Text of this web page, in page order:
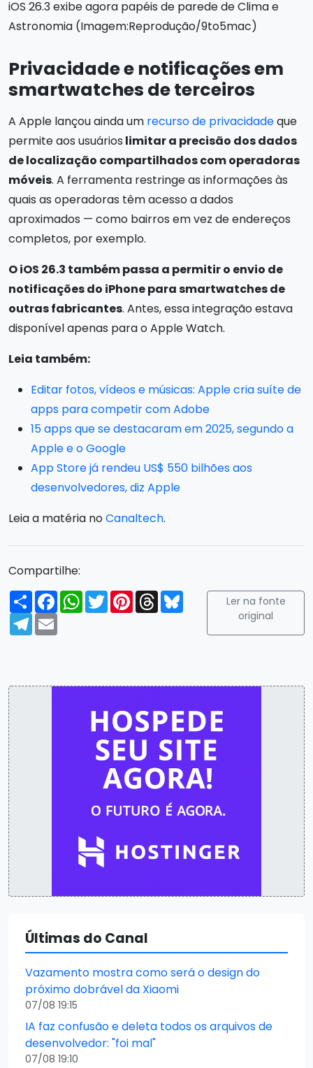
iOS 26.3 exibe agora papéis de parede de Clima e
Astronomia (Imagem:Reprodução/9to5mac)
Privacidade e notificações em
smartwatches de terceiros
A Apple lançou ainda um recurso de privacidadeque
permite aos usuários limitar a precisão dos dados
de localização compartilhados com operadoras
móveis. A ferramenta restringe as informações às
quais as operadoras têm acesso a dados
aproximados — como bairros em vez de endereços
completos, por exemplo.
O iOS 26.3 também passa a permitir o envio de
notificações do iPhone para smartwatches de
outras fabricantes. Antes, essa integração estava
disponível apenas para o Apple Watch.
Leia também:
Editar fotos, vídeos e músicas: Apple cria suíte de
apps para competir com Adobe
15 apps que se destacaram em 2025, segundo a
Apple e o Google
App Store já rendeu US$ 550 bilhões aos
desenvolvedores, diz Apple
Leia a matéria noCanaltech.
Compartilhe:
Compartilhar
FacebookWhatsApp
TwitterPinterest
ThreadsBluesky
Telegram
Email
Ler na fonte
original
Últimas do Canal
Vazamento mostra como será o design do
próximo dobrável da Xiaomi
07/08 19:15
IA faz confusão e deleta todos os arquivos de
desenvolvedor: "foi mal"
07/08 19:10